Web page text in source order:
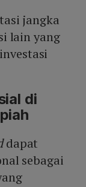
jangka
lain yang
di
dapat
sebagai